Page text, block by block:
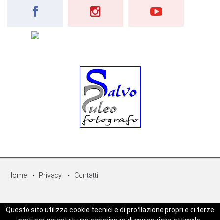
Home Privacy Contatti
© Copyright 2026 - Sicilpress Publisher soc.coop - P.Iva:
07050860829 - WEBSICILIANEWS è una testata registrata - Aut. del
Questo sito utilizza cookie tecnici e di profilazione propri e di terze